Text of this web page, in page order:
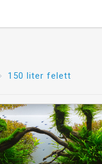
150 liter felett